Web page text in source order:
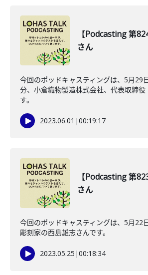
【Podcasting 第
さん
今回のポッドキャスティングは、5月29
分、小倉織物製造株式会社、代表取締役
す。
2023.06.01 |00:19:17
【Podcasting 第
さん
今回のポッドキャスティングは、5月22
彫刻家の西島雄志さんです。
2023.05.25 |00:18:34